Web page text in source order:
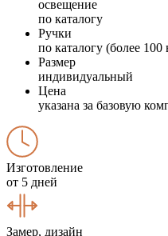
освещение
по каталогу
Ручки
по каталогу (более 100
Размер
индивидуальный
Цена
указана за базовую
Изготовление
от 5 дней
Замер, дизайн